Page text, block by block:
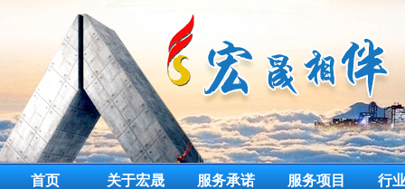
首页 关于宏晟 服务承诺 服务项目 行